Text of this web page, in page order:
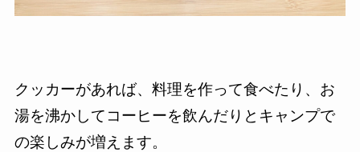
クッカーがあれば、料理を作って食べたり、お
湯を沸かしてコーヒーを飲んだりとキャンプで
の楽しみが増えます。